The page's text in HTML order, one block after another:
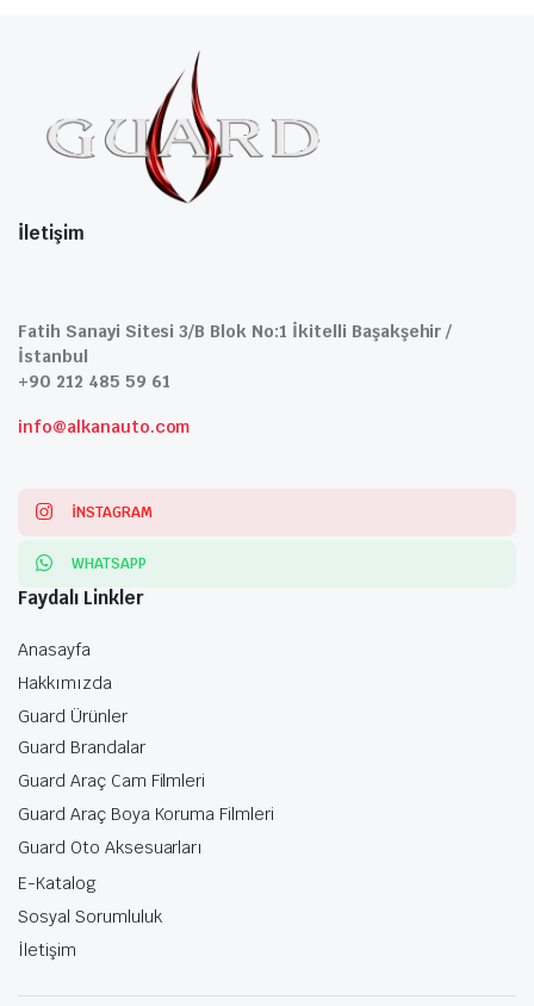
İletişim
Fatih Sanayi Sitesi 3/B Blok No:1 İkitelli Başakşehir /
İstanbul
+90 212 485 59 61
info@alkanauto.com
INSTAGRAM
WHATSAPP
Faydalı Linkler
Anasayfa
Hakkımızda
Guard Ürünler
Guard Brandalar
Guard Araç Cam Filmleri
Guard Araç Boya Koruma Filmleri
Guard Oto Aksesuarları
E-Katalog
Sosyal Sorumluluk
İletişim